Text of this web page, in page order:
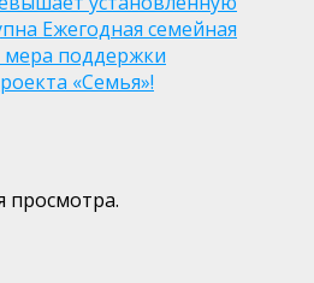
Ежегодная семейная
поддержки
«Семья»!
просмотра.